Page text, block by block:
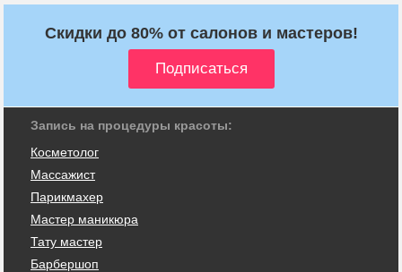
Скидки до 80% от салонов и мастеров!
Запись на процедуры красоты:
Косметолог
Массажист
Парикмахер
Мастер маникюра
Тату мастер
Барбершоп